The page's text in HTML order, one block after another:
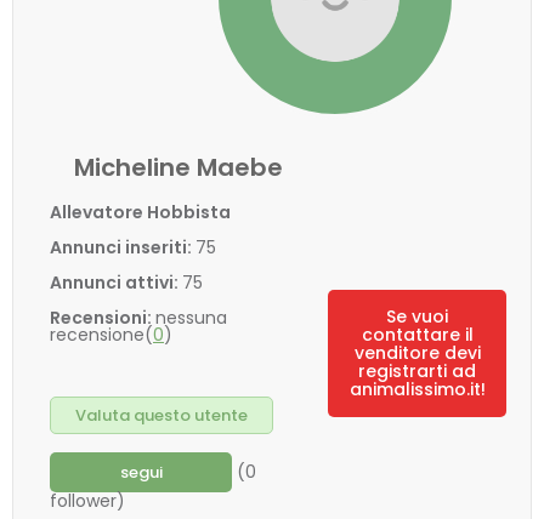
Micheline Maebe
Allevatore Hobbista
Annunci inseriti: 75
Annunci attivi: 75
Recensioni: nessuna
recensione(0)
Valuta questo utente
segui
(0
follower)
Se vuoi
contattare il
venditore devi
registrarti ad
animalissimo.it!